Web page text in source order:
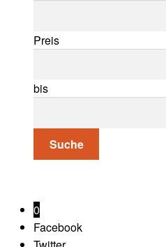
Preis
bis
Suche
0
Facebook